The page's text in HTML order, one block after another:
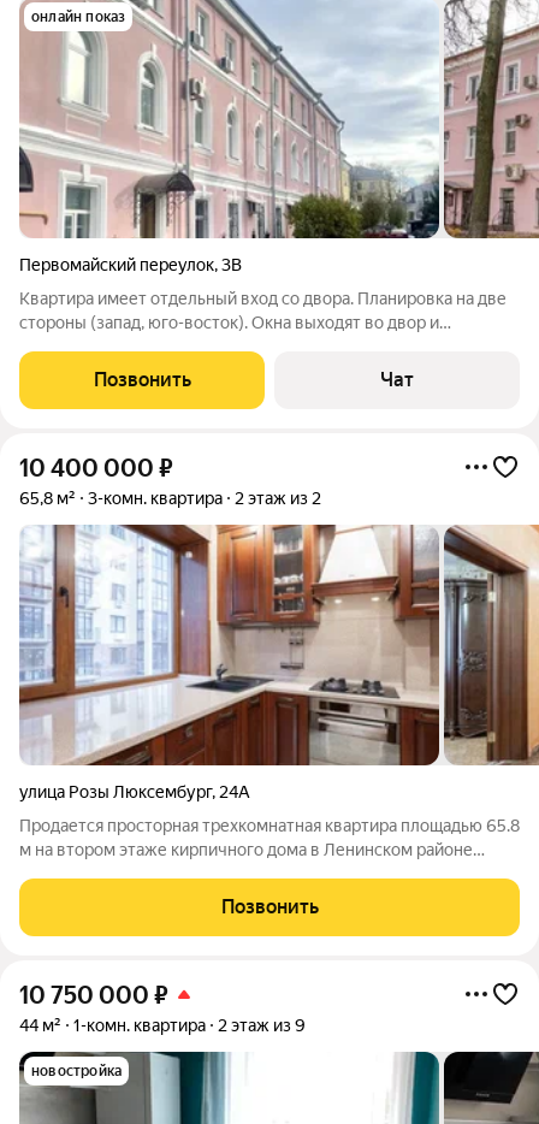
онлайн показ
Первомайский переулок,3В
Квартира имеет отдельный вход со двора. Планировка на две
стороны (запад, юго-восток). Окна выходят во двор и
м2. Холл 21.2 квм. Санузел 3,1 квм. Вместительная гардеробная
6,5 квм и зона
Позвонить Чат
10 400 000 ₽
65,8 м² 3-комн. квартира 2 этаж из 2
улица Розы Люксембург, 24А
Продается просторная трехкомнатная квартира площадью 65.8
м на втором этаже кирпичного дома в Ленинском районе
продуманная планировка: все три комнаты изолированы, что
обеспечивает приватность, а
Позвонить
10 750 000 ₽
44 м² 1-комн. квартира 2 этаж из 9
новостройка